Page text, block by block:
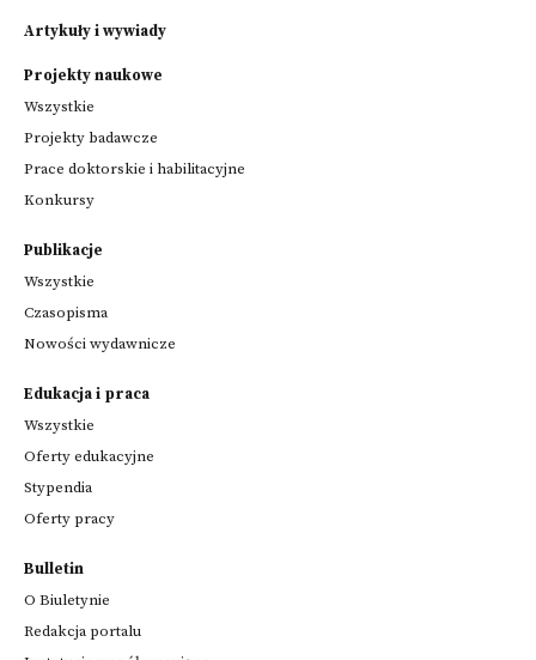
Artykuły i wywiady
Projekty naukowe
Wszystkie
Projekty badawcze
Prace doktorskie i habilitacyjne
Konkursy
Publikacje
Wszystkie
Czasopisma
Nowości wydawnicze
Edukacja i praca
Wszystkie
Oferty edukacyjne
Stypendia
Oferty pracy
Bulletin
O Biuletynie
Redakcja portalu